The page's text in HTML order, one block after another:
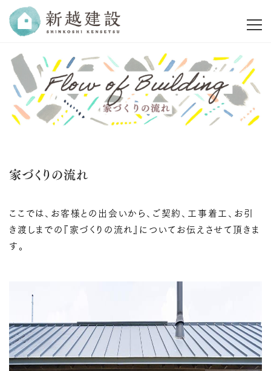
家づくりの流れ
ここでは、お客様との出会いから、ご契約、工事着工、お引
き渡しまでの『家づくりの流れ』についてお伝えさせて頂きま
す。